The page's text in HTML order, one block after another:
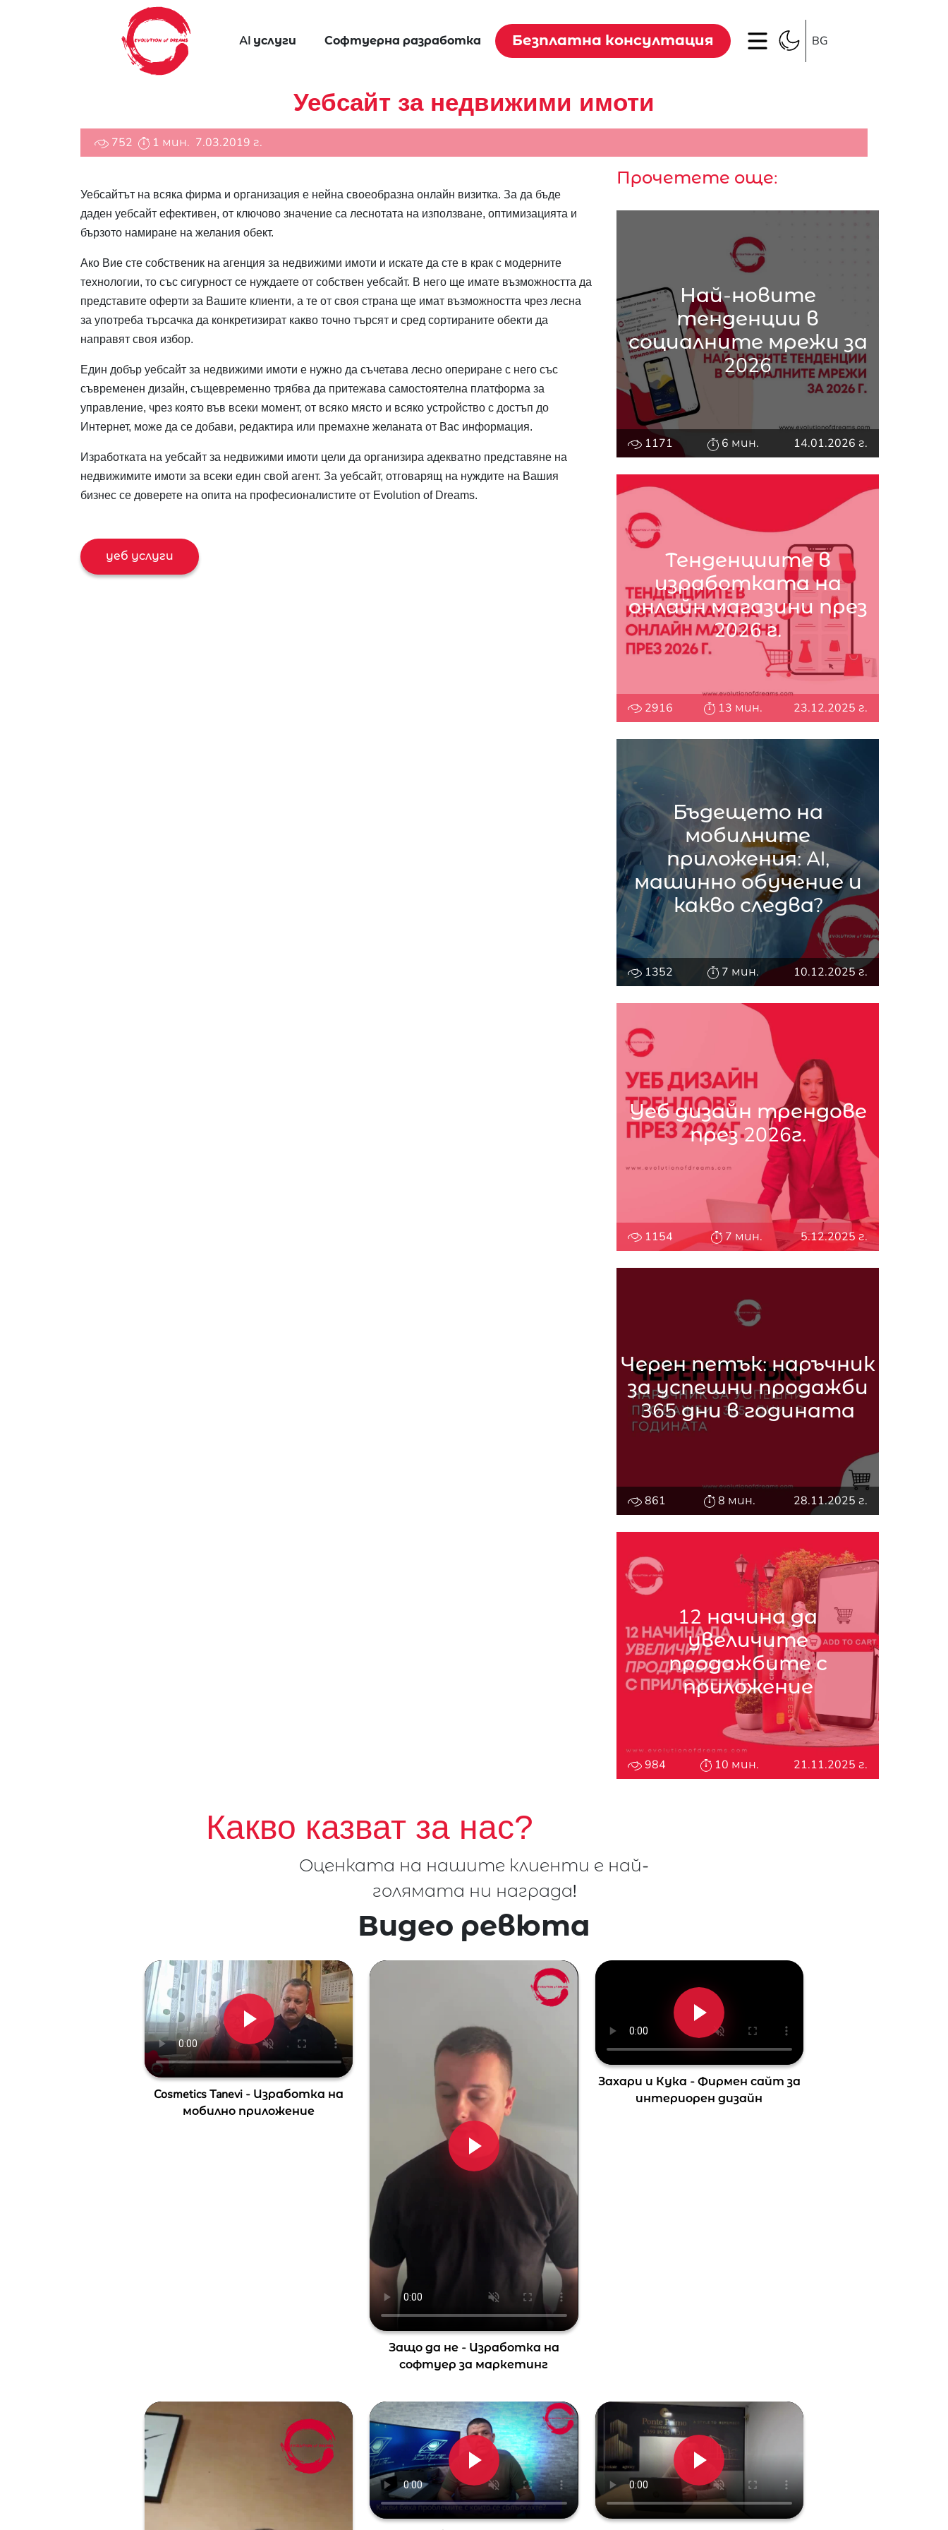
AI услуги Софтуерна разработка Безплатна консултация BG
Уебсайт за недвижими имоти
752 1 мин. 7.03.2019 г.
Уебсайтът на всяка фирма и организация е нейна своеобразна онлайн визитка. За да бъде
даден уебсайт ефективен, от ключово значение са леснотата на използване, оптимизацията и
бързото намиране на желания обект.
Ако Вие сте собственик на агенция за недвижими имоти и искате да сте в крак с модерните
технологии, то със сигурност се нуждаете от собствен уебсайт. В него ще имате възможността да
представите оферти за Вашите клиенти, а те от своя страна ще имат възможността чрез лесна
за употреба търсачка да конкретизират какво точно търсят и сред сортираните обекти да
направят своя избор.
Един добър уебсайт за недвижими имоти е нужно да съчетава лесно опериране с него със
съвременен дизайн, същевременно трябва да притежава самостоятелна платформа за
управление, чрез която във всеки момент, от всяко място и всяко устройство с достъп до
Интернет, може да се добави, редактира или премахне желаната от Вас информация.
Изработката на уебсайт за недвижими имоти цели да организира адекватно представяне на
недвижимите имоти за всеки един свой агент. За уебсайт, отговарящ на нуждите на Вашия
бизнес се доверете на опита на професионалистите от Evolution of Dreams.
уеб услуги
Прочетете още:
Най-новите
тенденции в
социалните мрежи за
2026
1171 6 мин. 14.01.2026 г.
Тенденциите в
изработката на
онлайн магазини през
2026 г.
2916 13 мин. 23.12.2025 г.
Бъдещето на
мобилните
приложения: AI,
машинно обучение и
какво следва?
1352 7 мин. 10.12.2025 г.
Уеб дизайн трендове
през 2026г.
1154 7 мин. 5.12.2025 г.
Черен петък: наръчник
за успешни продажби
365 дни в годината
861 8 мин. 28.11.2025 г.
12 начина да
увеличите
продажбите с
приложение
984 10 мин. 21.11.2025 г.
Какво казват за нас?
Оценката на нашите клиенти е най-
голямата ни награда!
Видео ревюта
Cosmetics Tanevi - Изработка на
мобилно приложение
Защо да не - Изработка на
софтуер за маркетинг
Захари и Кука - Фирмен сайт за
интериорен дизайн